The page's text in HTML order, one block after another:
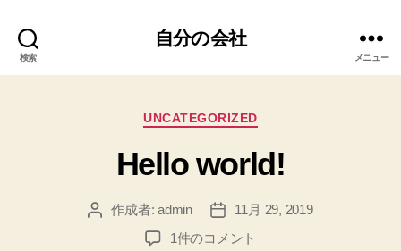
検索
自分の会社
メニュー
カ
ゴ
リ
UNCATEGORIZED
Hello world!
投
作成者:admin
投
稿
11月 29, 2019
Hello
1件のコメント